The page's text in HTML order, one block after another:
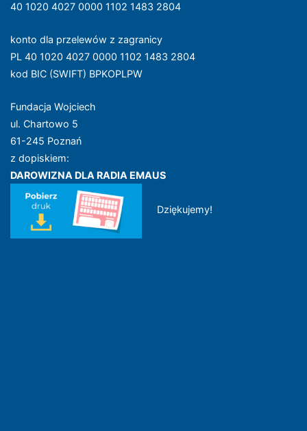
40 1020 4027 0000 1102 1483 2804
konto dla przelewów z zagranicy
PL 40 1020 4027 0000 1102 1483 2804
kod BIC (SWIFT) BPKOPLPW
Fundacja Wojciech
ul. Chartowo 5
61-245 Poznań
z dopiskiem:
DAROWIZNA DLA RADIA EMAUS
Dziękujemy!